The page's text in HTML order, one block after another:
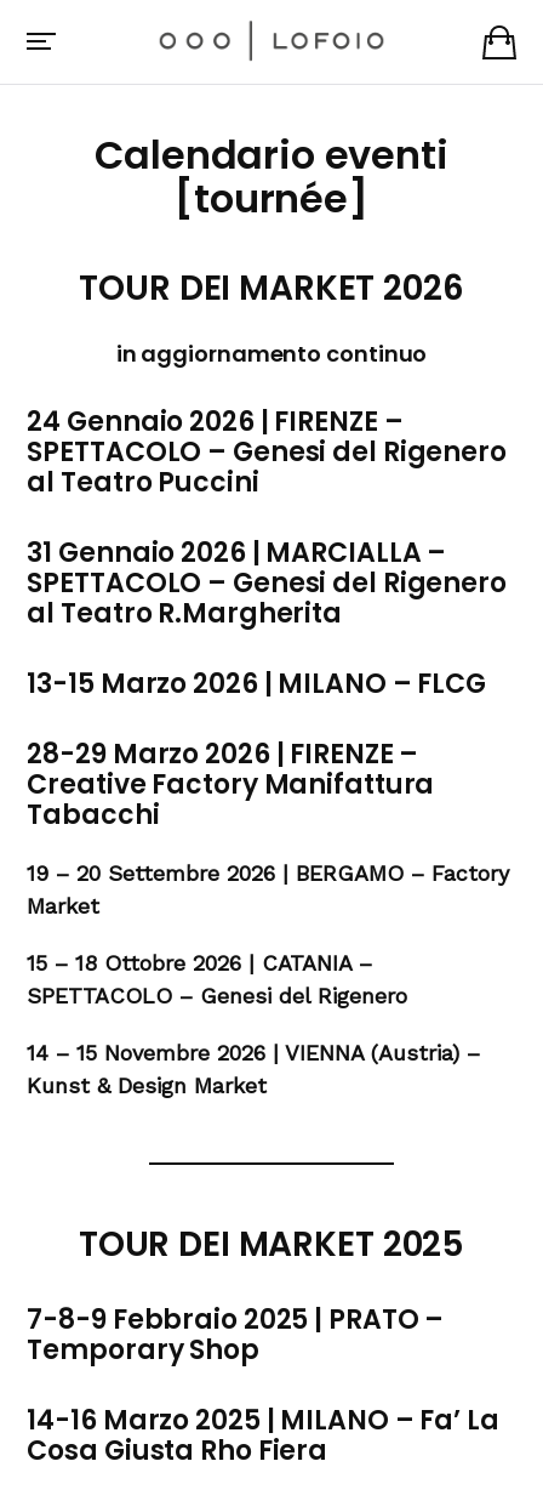
Calendario eventi
[tournée]
TOUR DEI MARKET 2026
in aggiornamento continuo
24 Gennaio 2026 | FIRENZE –
SPETTACOLO – Genesi del Rigenero
al Teatro Puccini
31 Gennaio 2026 | MARCIALLA –
SPETTACOLO – Genesi del Rigenero
al Teatro R.Margherita
13-15 Marzo 2026 | MILANO – FLCG
28-29 Marzo 2026 | FIRENZE –
Creative Factory Manifattura
Tabacchi
19 – 20 Settembre 2026 | BERGAMO – Factory
Market
15 – 18 Ottobre 2026 | CATANIA –
SPETTACOLO – Genesi del Rigenero
14 – 15 Novembre 2026 | VIENNA (Austria) –
Kunst & Design Market
TOUR DEI MARKET 2025
7-8-9 Febbraio 2025 | PRATO –
Temporary Shop
14-16 Marzo 2025 | MILANO – Fa’ La
Cosa Giusta Rho Fiera